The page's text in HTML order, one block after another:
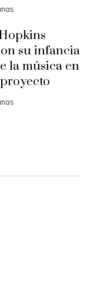
su infancia
la música en